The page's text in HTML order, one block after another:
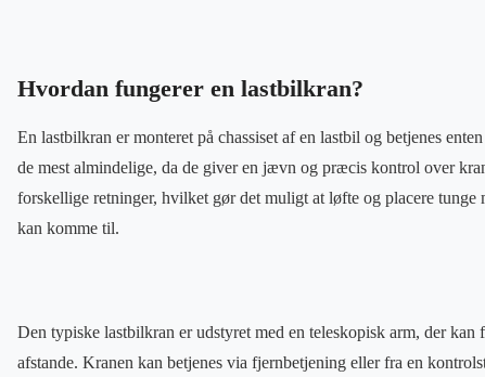
Hvordan fungerer en lastbilkran?
En lastbilkran er monteret på chassiset af en lastbil og betjenes
de mest almindelige, da de giver en jævn og præcis kontrol over
forskellige retninger, hvilket gør det muligt at løfte og placere
kan komme til.
Den typiske lastbilkran er udstyret med en teleskopisk arm, der
afstande. Kranen kan betjenes via fjernbetjening eller fra en